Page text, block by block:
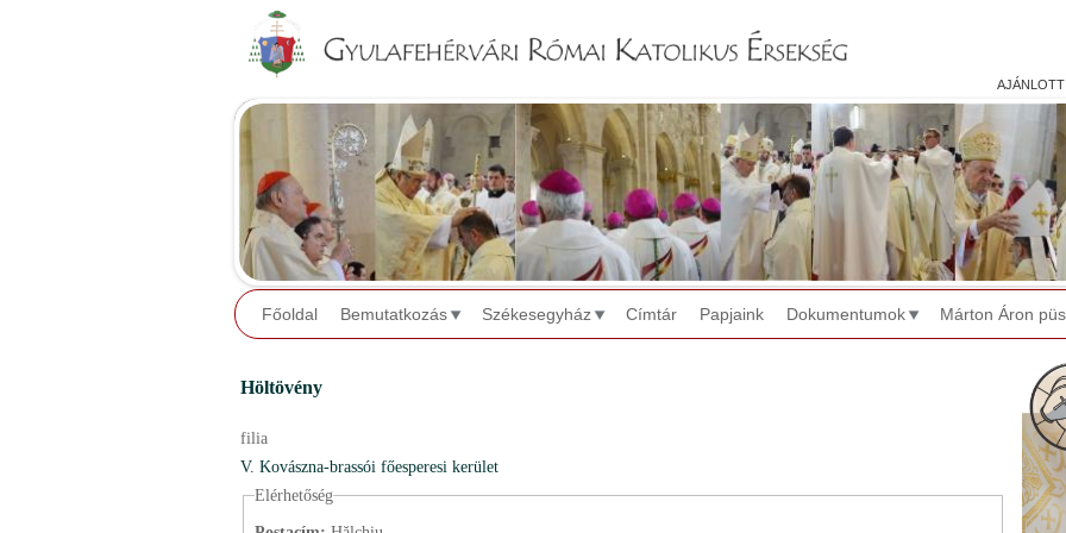
ajánlott
Főoldal Bemutatkozás Székesegyház Címtár Papjaink Dokumentumok Márton Áron
Höltövény
filia
V. Kovászna-brassói főesperesi kerület
Elérhetőség